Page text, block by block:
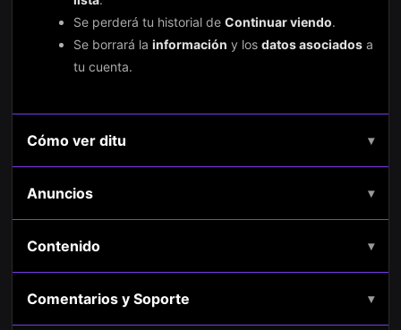
Se perderá tu historial de Continuar viendo.
Se borrará la información y los datos asociados a
tu cuenta.
Cómo ver ditu ▾
Anuncios ▾
Contenido ▾
Comentarios y Soporte ▾